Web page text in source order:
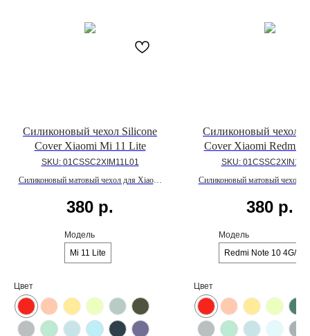
Силиконовый чехол Silicone
Cover Xiaomi Mi 11 Lite
SKU: 01CSSC2XIM11L01
Силиконовый матовый чехол для Xiaomi
микрофибры
380 р.
Модель
Mi 11 Lite
Цвет
Силиконовый чехол
Cover Xiaomi Redmi
4G/10S
SKU:
Силиконовый матовый чехол
покрытием из
380 р.
Модель
Redmi Note 10 4G/
Цвет